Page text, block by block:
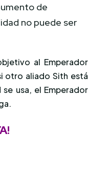
de
no puede ser
al Emperador
otro aliado Sith está
usa, el Emperador